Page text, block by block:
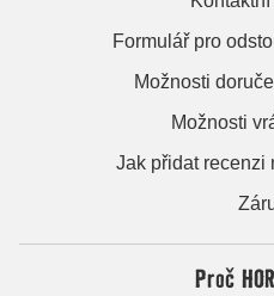
Formulář pro
Možnosti
Možnosti
Jak přidat recenzi
Proč